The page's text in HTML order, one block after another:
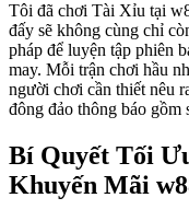
Tôi đã chơi Tài Xỉu tại
đấy sẽ không cùng chỉ
pháp để luyện tập phiên
may. Mỗi trận chơi hầu
người chơi cần thiết nêu
đông đảo thông báo gồm
Bí Quyết Tối
Khuyến Mãi